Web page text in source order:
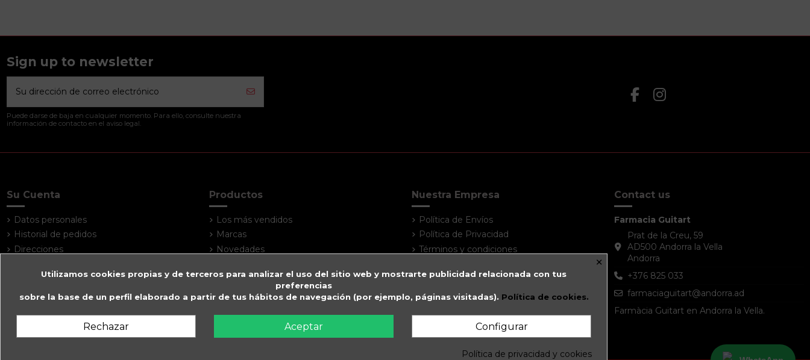
Sign up to newsletter
Puede darse de baja en cualquier momento. Para ello, consulte nuestra
información de contacto en el aviso legal.
Su Cuenta
Datos personales
Historial de pedidos
Direcciones
Productos
Los más vendidos
Marcas
Novedades
Nuestra Empresa
Política de Envíos
Política de Privacidad
Términos y condiciones
Contacte con nosotros
Mapa del sitio
Contact us
Farmacia Guitart
Prat de la Creu, 59
AD500 Andorra la Vella
Andorra
+376 825 033
farmaciaguitart@andorra.ad
Farmàcia Guitart en Andorra la Vella.
×
Utilizamos cookies propias y de terceros para analizar el uso del sitio web y mostrarte publicidad relacionada con tus
preferencias
sobre la base de un perfil elaborado a partir de tus hábitos de navegación (por ejemplo, páginas visitadas). Política de cookies.
Rechazar Aceptar Configurar
Política de privacidad y cookies